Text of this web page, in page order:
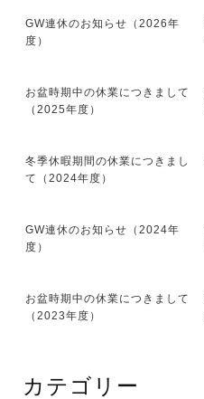
GW連休のお知らせ（2026年
度）
お盆時期中の休業につきまして
（2025年度）
冬季休暇期間の休業につきまし
て（2024年度）
GW連休のお知らせ（2024年
度）
お盆時期中の休業につきまして
（2023年度）
カテゴリー